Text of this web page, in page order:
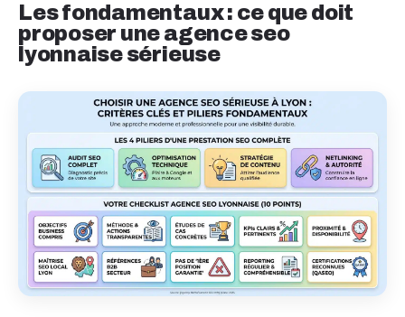
Les fondamentaux : ce que doit
proposer une agence seo
lyonnaise sérieuse